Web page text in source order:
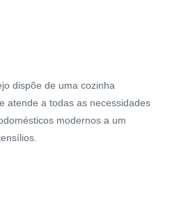
dispõe de uma cozinha
atende a todas as necessidades
modernos a um